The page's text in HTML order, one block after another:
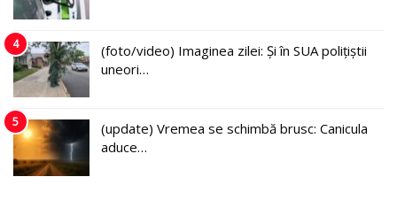
4
(foto/video) Imaginea zilei: Și în SUA polițiștii
uneori…
5
(update) Vremea se schimbă brusc: Canicula
aduce…